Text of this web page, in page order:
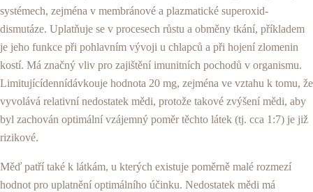
systémech, zejména v mem­bránové a plazmatické superoxid-
dismutáze. Uplatňuje se v procesech růstu a obměny tkání, příkladem
je jeho funkce při pohlavním vývoji u chlapců a při hoje­ní zlomenin
kostí. Má značný vliv pro zajištění imunit­ních pochodů v organismu.
Limitujícídennídávkouje hodnota 20 mg, zejména ve vztahu k tomu, že
vyvo­lává relativní nedostatek mědi, protože takové zvýšení mědi, aby
byl zachován optimální vzájemný poměr těchto látek (tj. cca 1:7) je již
rizikové.
Měď patří také k látkám, u kterých existuje poměrně malé rozmezí
hodnot pro uplatnění optimálního účin­ku. Nedostatek mědi má